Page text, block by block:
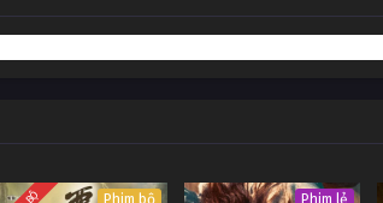
Phim bộ Phim lẻ